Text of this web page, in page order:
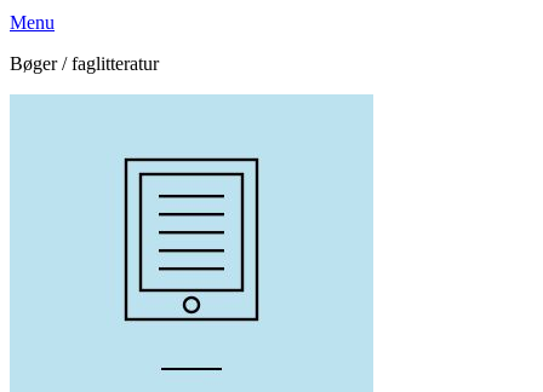
Menu
Bøger / faglitteratur